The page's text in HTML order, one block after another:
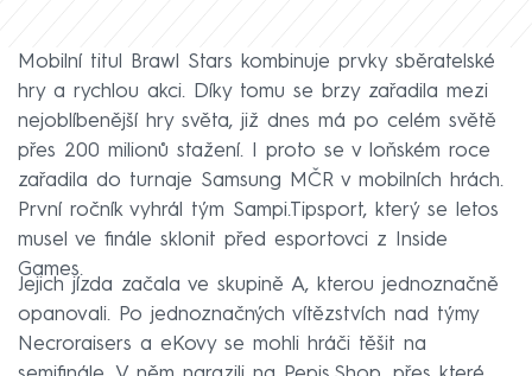
Mobilní titul Brawl Stars kombinuje prvky sběratelské
hry a rychlou akci. Díky tomu se brzy zařadila mezi
nejoblíbenější hry světa, již dnes má po celém světě
přes 200 milionů stažení. I proto se v loňském roce
zařadila do turnaje Samsung MČR v mobilních hrách.
První ročník vyhrál tým Sampi.Tipsport, který se letos
musel ve finále sklonit před esportovci z Inside
Games.
Jejich jízda začala ve skupině A, kterou jednoznačně
opanovali. Po jednoznačných vítězstvích nad týmy
Necroraisers a eKovy se mohli hráči těšit na